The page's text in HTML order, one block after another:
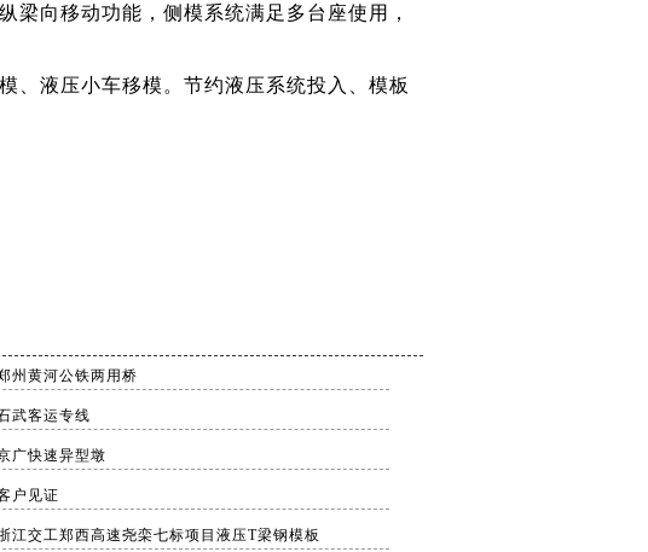
向移动功能，侧模系统满足多台座使用，
液压小车移模。节约液压系统投入、模板
州黄河公铁两用桥
武客运专线
广快速异型墩
户见证
江交工郑西高速尧栾七标项目液压T梁钢模板